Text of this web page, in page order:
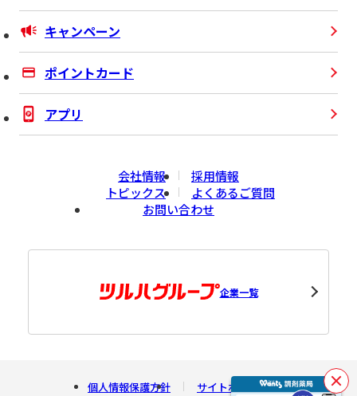
キャンペーン
ポイントカード
アプリ
会社情報
採用情報
トピックス
よくあるご質問
お問い合わせ
企業一覧
個人情報保護方針 サイトポリシー
閉